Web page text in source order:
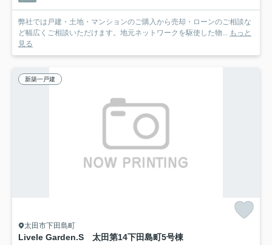
弊社では戸建・土地・マンションのご購入から売却・ローンのご相談な
ど幅広くご相談いただけます。地元ネットワークを駆使した物... もっと
見る
新築一戸建
太田市下田島町
Livele Garden.S 太田第14下田島町5号棟